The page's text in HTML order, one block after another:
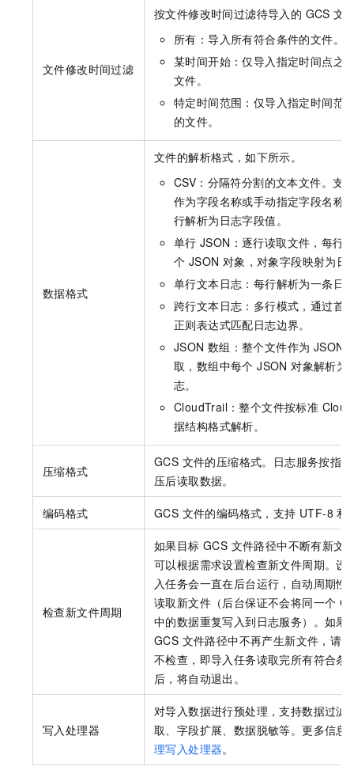
文件修改时间过滤
按文件修改时间过滤待导入的 GCS 文
所有：导入所有符合条件的文件。
某时间开始：仅导入指定时间点之
文件。
特定时间范围：仅导入指定时间范
的文件。
数据格式
文件的解析格式，如下所示。
CSV：分隔符分割的文本文件。支
作为字段名称或手动指定字段名称
行解析为日志字段值。
单行 JSON：逐行读取文件，每行
个 JSON 对象，对象字段映射为日
单行文本日志：每行解析为一条日
跨行文本日志：多行模式，通过首
正则表达式匹配日志边界。
JSON 数组：整个文件作为 JSON
取，数组中每个 JSON 对象解析为
志。
CloudTrail：整个文件按标准
据结构格式解析。
压缩格式
GCS 文件的压缩格式。日志服务按指
压后读取数据。
编码格式 GCS 文件的编码格式，支持 UTF-8 和
检查新文件周期
如果目标 GCS 文件路径中不断有新文
可以根据需求设置检查新文件周期。设
入任务会一直在后台运行，自动周期性
读取新文件（后台保证不会将同一个
中的数据重复写入到日志服务）。如果
GCS 文件路径中不再产生新文件，请
不检查，即导入任务读取完所有符合条
后，将自动退出。
写入处理器
对导入数据进行预处理，支持数据过滤
取、字段扩展、数据脱敏等。更多信息
理写入处理器。